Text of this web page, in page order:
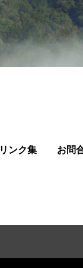
リンク集 お問